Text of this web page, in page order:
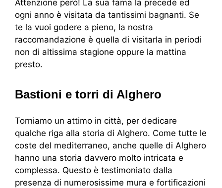
Attenzione però! La sua fama la precede ed
ogni anno è visitata da tantissimi bagnanti. Se
te la vuoi godere a pieno, la nostra
raccomandazione è quella di visitarla in periodi
non di altissima stagione oppure la mattina
presto.
Bastioni e torri di Alghero
Torniamo un attimo in città, per dedicare
qualche riga alla storia di Alghero. Come tutte le
coste del mediterraneo, anche quelle di Alghero
hanno una storia davvero molto intricata e
complessa. Questo è testimoniato dalla
presenza di numerosissime mura e fortificazioni